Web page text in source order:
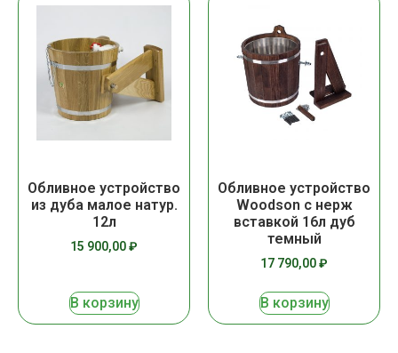
Обливное устройство
из дуба малое натур.
12л
15 900,00₽
В корзину
Обливное устройство
Woodson с нерж
вставкой 16л дуб
темный
17 790,00₽
В корзину